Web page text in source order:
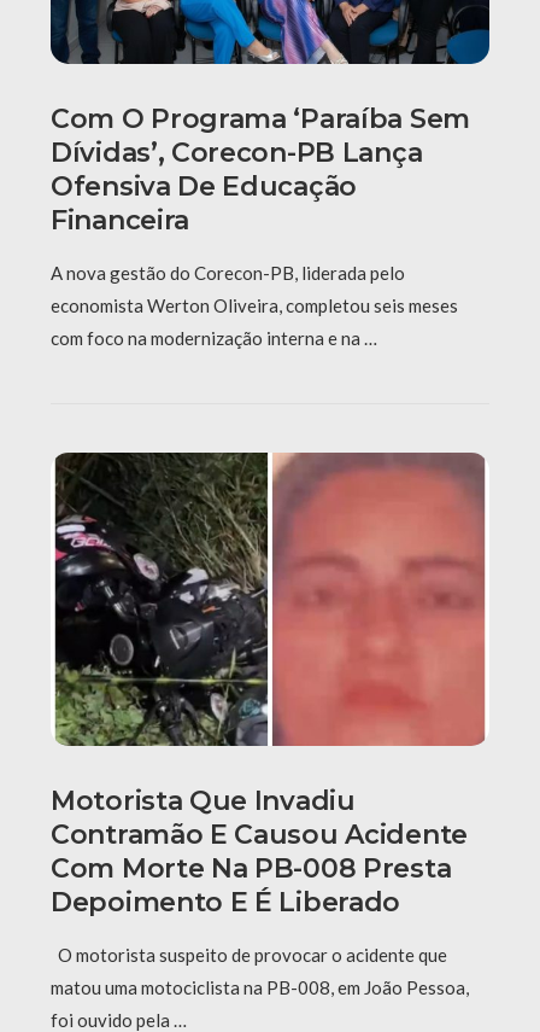
Com O Programa ‘Paraíba Sem
Dívidas’, Corecon-PB Lança
Ofensiva De Educação
Financeira
A nova gestão do Corecon-PB, liderada pelo
economista Werton Oliveira, completou seis meses
com foco na modernização interna e na …
Motorista Que Invadiu
Contramão E Causou Acidente
Com Morte Na PB-008 Presta
Depoimento E É Liberado
O motorista suspeito de provocar o acidente que
matou uma motociclista na PB-008, em João Pessoa,
foi ouvido pela …